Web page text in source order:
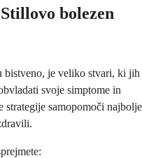
bolezen
bistveno, je veliko stvari, ki jih
svoje simptome in
samopomoči najbolje